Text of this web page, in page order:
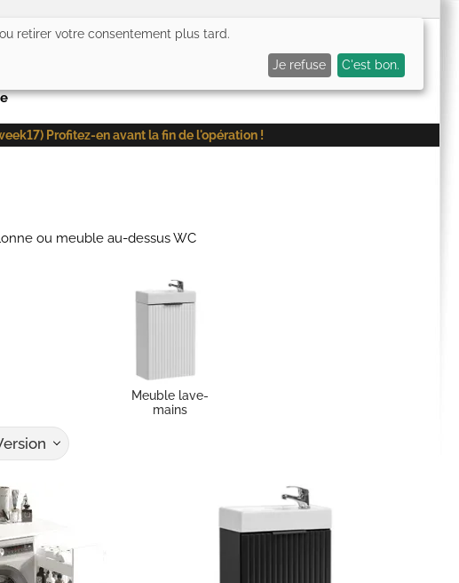
0) Mon panier (0
Profitez-en avant la fin de l'opération !
ou meuble au-dessus WC
Meuble lave-
mains
retirer votre consentement plus tard.
Je refuse C'est bon.